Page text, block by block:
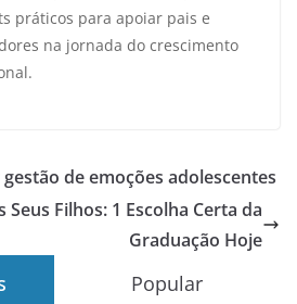
práticos para apoiar pais e
na jornada do crescimento
de emoções adolescentes
Filhos: 1 Escolha Certa da
Graduação Hoje
Popular